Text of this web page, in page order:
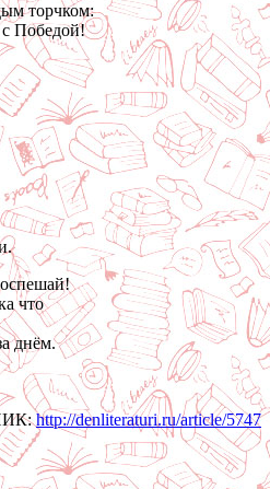
торчком:
Победой!
что
днём.
http://denliteraturi.ru/article/5747